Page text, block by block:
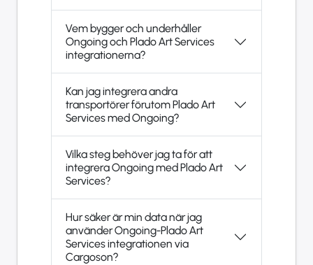
Vem bygger och underhåller
Ongoing och Plado Art Services
integrationerna?
Kan jag integrera andra
transportörer förutom Plado Art
Services med Ongoing?
Vilka steg behöver jag ta för att
integrera Ongoing med Plado Art
Services?
Hur säker är min data när jag
använder Ongoing-Plado Art
Services integrationen via
Cargoson?